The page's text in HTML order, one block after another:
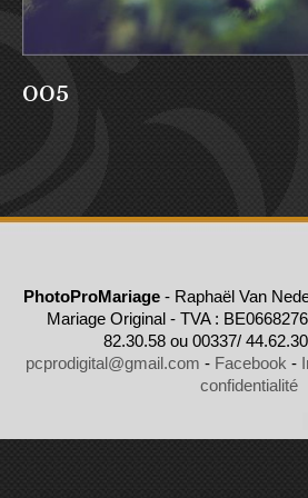
005
PhotoProMariage - Raphaël Van
Mariage Original - TVA :
82.30.58 ou 00337/
pcprodigital@gmail.com - Facebook -
confidentialité